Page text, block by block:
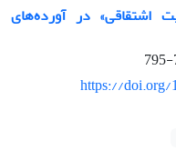
اشتقاقی» در آورده‌های
https://doi.org/